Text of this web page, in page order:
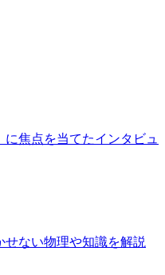
焦点を当てたインタビュ
ない物理や知識を解説